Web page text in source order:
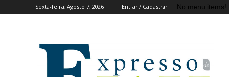
Sexta-feira, Agosto 7, 2026 Entrar / Cadastrar No menu items!